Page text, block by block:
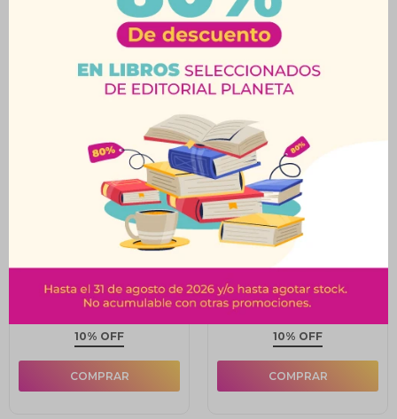
Productos que te pueden interesar
Regla 30 Cm Dalí
20 $ 22
10% OFF
Regla Tabaré 30Cm
$ 24 $
10% OFF